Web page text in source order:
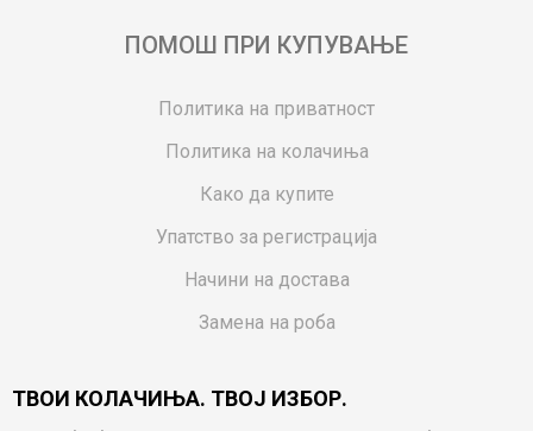
ПОМОШ ПРИ КУПУВАЊЕ
Политика на приватност
Политика на колачиња
Како да купите
Упатство за регистрација
Начини на достава
Замена на роба
Ваучери
ТВОИ КОЛАЧИЊА. ТВОЈ ИЗБОР.